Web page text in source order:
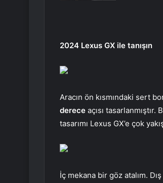
2024 Lexus GX ile tanışın
Aracın ön kısmındaki sert
derece açısı
tasarımı Lexus GX’e çok
İç mekana bir göz atalım.